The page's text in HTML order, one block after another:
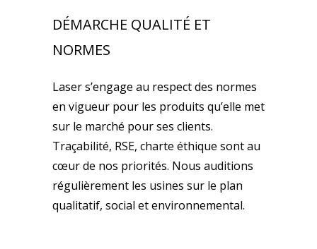
DÉMARCHE QUALITÉ ET
NORMES
Laser s’engage au respect des normes
en vigueur pour les produits qu’elle met
sur le marché pour ses clients.
Traçabilité, RSE, charte éthique sont au
cœur de nos priorités. Nous auditions
régulièrement les usines sur le plan
qualitatif, social et environnemental.